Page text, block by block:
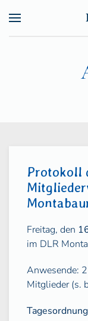
Protokoll
Freitag, den
im DLR
Anwesende:
Mitglieder (s.